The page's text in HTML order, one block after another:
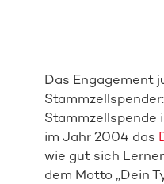
Das Engagement
Stammzellspende
im Jahr 2004 das
wie gut sich
dem Motto „Dein